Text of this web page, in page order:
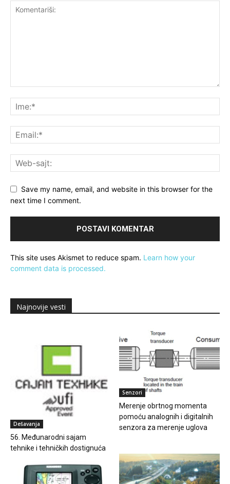
Save my name, email, and website in this browser for the
next time I comment.
This site uses Akismet to reduce spam. Learn how your
comment data is processed.
Najnovije vesti
Dešavanja
56. Međunarodni sajam
tehnike i tehničkih dostignuća
Senzori
Merenje obrtnog momenta
pomoću analognih i digitalnih
senzora za merenje uglova